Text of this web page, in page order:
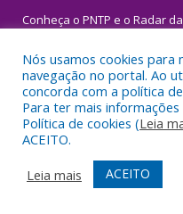
Conheça o PNTP e o Radar
Todos os direitos
Mapa do Site
Acessar
Acessar Webmail
Nós usamos cookies para
navegação no portal. Ao
concorda com a política
Para ter mais
Política de cookies (Leia
ACEITO.
Leia mais
ACEITO